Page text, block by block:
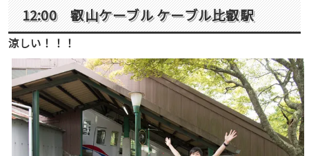
12:00 叡山ケーブルケーブル比叡駅
涼しい！！！